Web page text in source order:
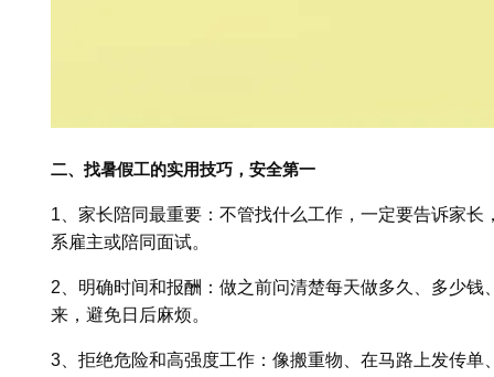
二、找暑假工的实用技巧，安全第一
1、家长陪同最重要：不管找什么工作，一定要告诉家
系雇主或陪同面试。
2、明确时间和报酬：做之前问清楚每天做多久、多少
来，避免日后麻烦。
3、拒绝危险和高强度工作：像搬重物、在马路上发传